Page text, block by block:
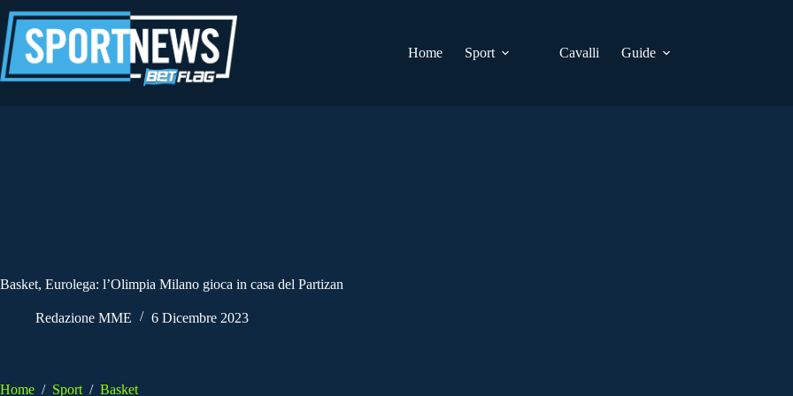
al
contenuto
Home
Sport Cavalli Guide
Basket, Eurolega: l’Olimpia Milano gioca in casa del Partizan
Redazione MME 6 Dicembre 2023
Home / Sport / Basket